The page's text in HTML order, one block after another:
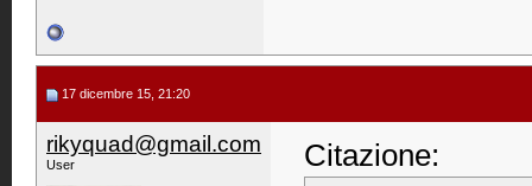
17 dicembre 15, 21:20
rikyquad@gmail.com
User Citazione: